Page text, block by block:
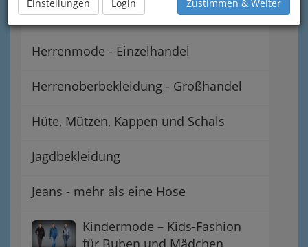
Einstellungen Login Zustimmen & Weiter
Heimtextilien
Herrenmode - Einzelhandel
Herrenoberbekleidung - Großhandel
Hüte, Mützen, Kappen und Schals
Jagdbekleidung
Jeans - mehr als eine Hose
Kindermode – Kids-Fashion
für Buben und Mädchen